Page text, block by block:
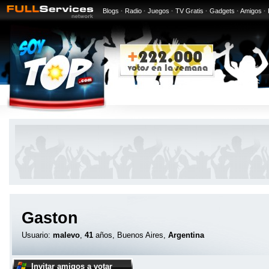
Blogs · Radio · Juegos · TV Gratis · Gadgets · Amigos ·
Gaston
Usuario: malevo, 41 años, Buenos Aires, Argentina
Invitar amigos a votar